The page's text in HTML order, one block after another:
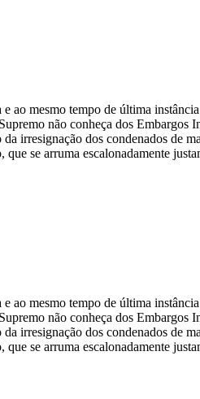
ao mesmo tempo de última
não conheça dos
irresignação dos condenados de
se arruma escalonadamente
ao mesmo tempo de última
não conheça dos
irresignação dos condenados de
que se arruma escalonadamente